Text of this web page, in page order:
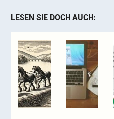
LESEN SIE DOCH AUCH: